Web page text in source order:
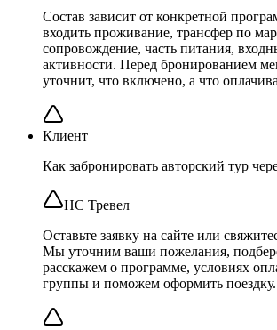
Состав зависит от конкретной
входить проживание, трансфер по
сопровождение, часть питания,
активности. Перед бронированием
уточнит, что включено, а что
Клиент
Как забронировать авторский тур
НС Тревел
Оставьте заявку на сайте или
Мы уточним ваши пожелания,
расскажем о программе, условиях
группы и поможем оформить поездку.